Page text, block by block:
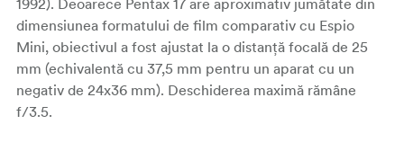
1992). Deoarece Pentax 17 are aproximativ jumătate din
dimensiunea formatului de film comparativ cu Espio
Mini, obiectivul a fost ajustat la o distanță focală de 25
mm (echivalentă cu 37,5 mm pentru un aparat cu un
negativ de 24x36 mm). Deschiderea maximă rămâne
f/3.5.